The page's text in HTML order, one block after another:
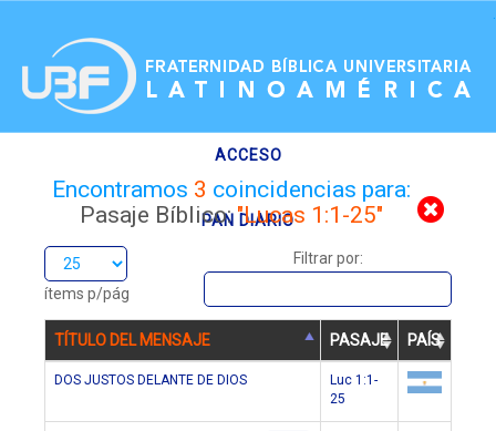
ACCESO
PAN DIARIO
Encontramos 3 coincidencias para:
Pasaje Bíblico:"Lucas 1:1-25"
ítems p/pág
Filtrar por:
TÍTULO DEL MENSAJE PASAJE PAÍS
DOS JUSTOS DELANTE DE DIOS
Luc 1:1-
25